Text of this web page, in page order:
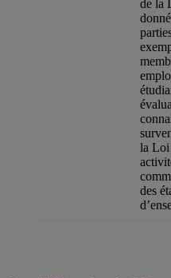
de la
la Loi
des